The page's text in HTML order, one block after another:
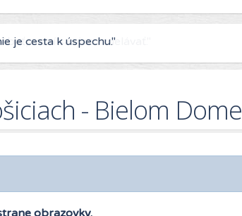
musí sa viac vzdelávať."
- Bielom Dome
obrazovky.